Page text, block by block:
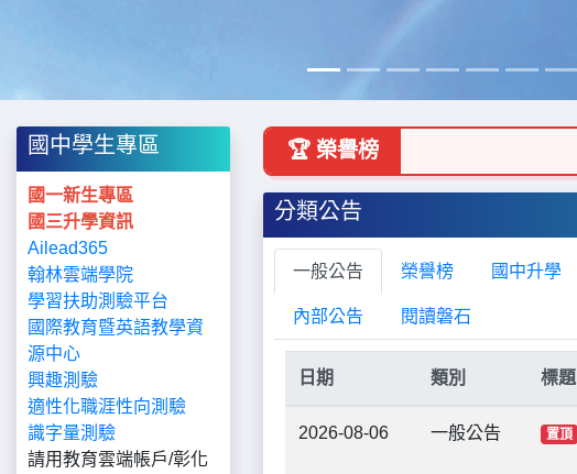
國中學生專區
國一新生專區
國三升學資訊
Ailead365
翰林雲端學院
學習扶助測驗平台
國際教育暨英語教學資
源中心
興趣測驗
適性化職涯性向測驗
識字量測驗
請用教育雲端帳戶/彰化
🏆 榮譽榜
分類公告
一般公告 榮譽榜 國中升學
內部公告 閱讀磐石
日期 類別 標題
2026-08-06 一般公告 置頂